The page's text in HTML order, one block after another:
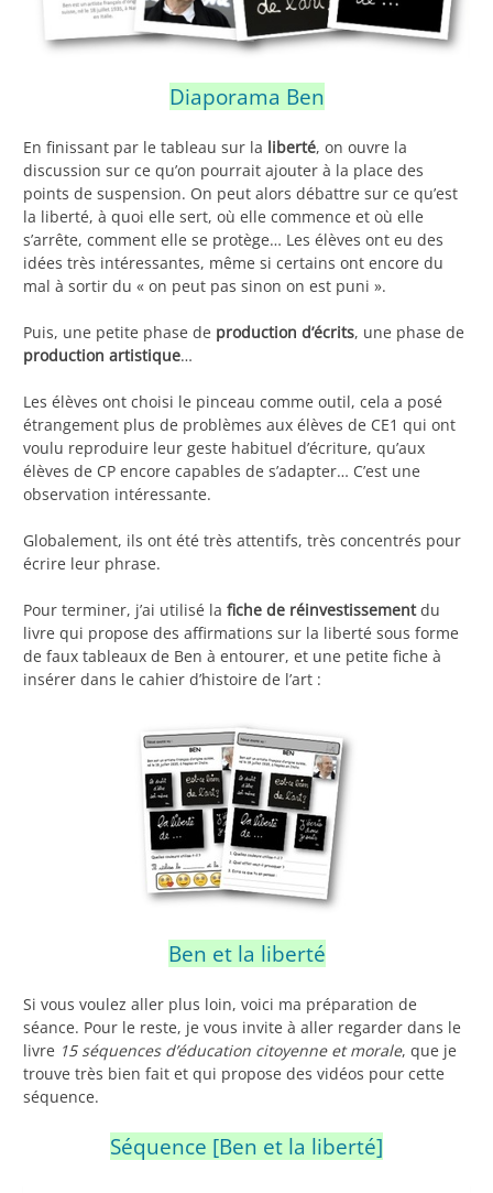
Diaporama Ben
En finissant par le tableau sur la liberté, on ouvre la
discussion sur ce qu’on pourrait ajouter à la place des
points de suspension. On peut alors débattre sur ce qu’est
la liberté, à quoi elle sert, où elle commence et où elle
s’arrête, comment elle se protège… Les élèves ont eu des
idées très intéressantes, même si certains ont encore du
mal à sortir du « on peut pas sinon on est puni ».
Puis, une petite phase de production d’écrits, une phase de
production artistique…
Les élèves ont choisi le pinceau comme outil, cela a posé
étrangement plus de problèmes aux élèves de CE1 qui ont
voulu reproduire leur geste habituel d’écriture, qu’aux
élèves de CP encore capables de s’adapter… C’est une
observation intéressante.
Globalement, ils ont été très attentifs, très concentrés pour
écrire leur phrase.
Pour terminer, j’ai utilisé la fiche de réinvestissementdu
livre qui propose des affirmations sur la liberté sous forme
de faux tableaux de Ben à entourer, et une petite fiche à
insérer dans le cahier d’histoire de l’art :
Ben et la liberté
Si vous voulez aller plus loin, voici ma préparation de
séance. Pour le reste, je vous invite à aller regarder dans le
livre 15 séquences d’éducation citoyenne et morale, que je
trouve très bien fait et qui propose des vidéos pour cette
séquence.
Séquence [Ben et la liberté]